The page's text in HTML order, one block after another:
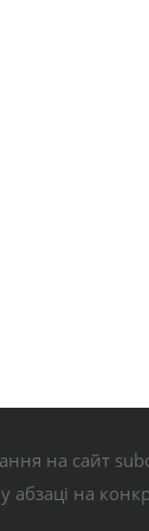
на сайт
на